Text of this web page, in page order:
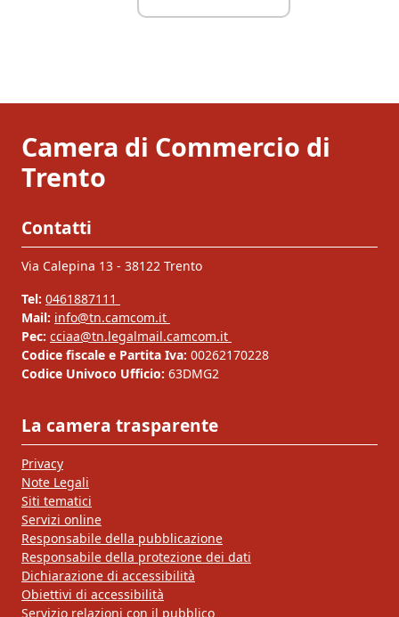
Camera di Commercio di
Trento
Contatti
Via Calepina 13 - 38122 Trento
Tel: 0461887111
Mail: info@tn.camcom.it
Pec: cciaa@tn.legalmail.camcom.it
Codice fiscale e Partita Iva: 00262170228
Codice Univoco Ufficio: 63DMG2
La camera trasparente
Privacy
Note Legali
Siti tematici
Servizi online
Responsabile della pubblicazione
Responsabile della protezione dei dati
Dichiarazione di accessibilità
Obiettivi di accessibilità
Servizio relazioni con il pubblico